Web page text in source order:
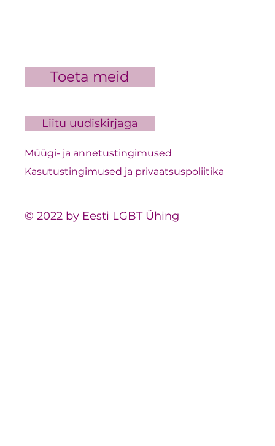
Toeta meid
Liitu uudiskirjaga
Müügi- ja annetustingimused
Kasutustingimused ja privaatsuspoliitika
© 2022 by Eesti LGBT Ühing